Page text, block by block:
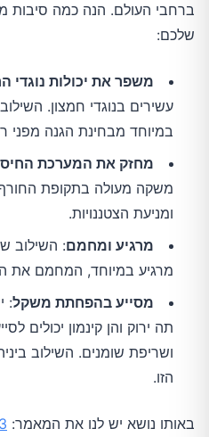
ברחבי העולם. הנה כמה סיבות
שלכם:
משפר את יכולות נוגדי
עשירים בנוגדי חמצון.
במיוחד מבחינת הגנה מפני
מחזק את המערכת
משקה מעולה בתקופת החורף
ומניעת הצטננויות.
מרגיע ומחמם: השילוב
מרגיע במיוחד, המחמם את
מסייע בהפחתת משקל:
תה ירוק והן קינמון יכולים
ושריפת שומנים. השילוב
הזו.
באותו נושא יש לנו את המאמר: